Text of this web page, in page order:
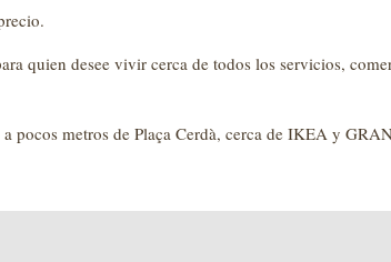
quien desee vivir cerca de todos los servicios,
pocos metros de Plaça Cerdà, cerca de IKEA y